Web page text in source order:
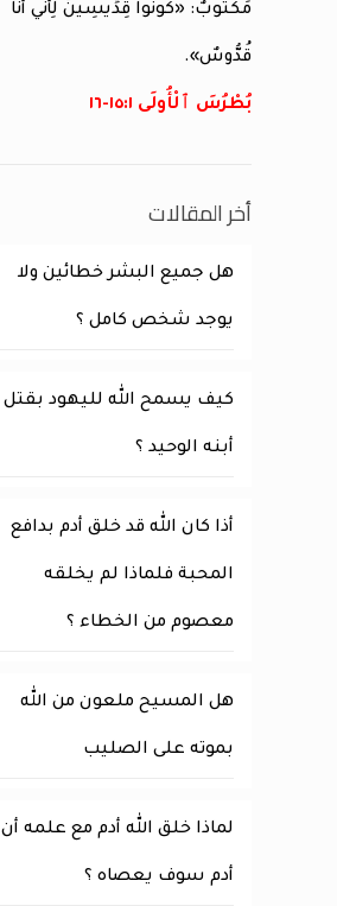
مَكْتُوبٌ: «كُونُوا قِدِّيسِينَ لِأَنِّي أَنَا
قُدُّوسٌ».
بُطْرُسَ ٱلْأُولَى ١:‏١٥-‏١٦
أخر المقالات
هل جميع البشر خطائين ولا
يوجد شخص كامل ؟
كيف يسمح الله لليهود بقتل
أبنه الوحيد ؟
أذا كان الله قد خلق أدم بدافع
المحبة فلماذا لم يخلقه
معصوم من الخطاء ؟
هل المسيح ملعون من الله
بموته على الصليب
لماذا خلق الله أدم مع علمه أن
أدم سوف يعصاه ؟